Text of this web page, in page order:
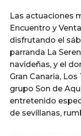
Las actuaciones
Encuentro y
disfrutando el
parranda La
navideñas, y el
Gran Canaria,
grupo Son de
entretenido
de sevillanas,